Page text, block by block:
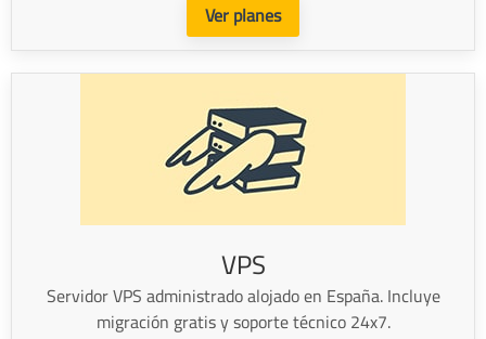
Ver planes
VPS
Servidor VPS administrado alojado en España. Incluye
migración gratis y soporte técnico 24x7.